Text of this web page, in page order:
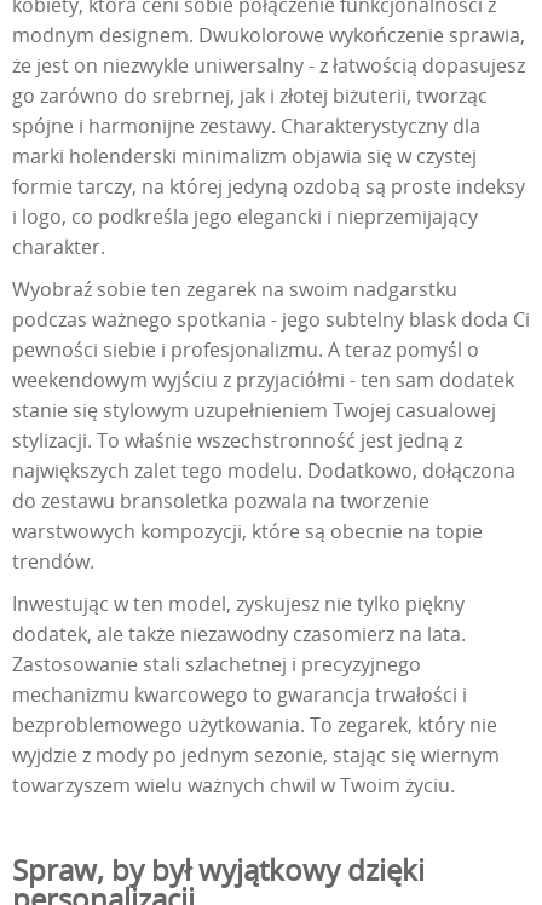
modnym designem. Dwukolorowe wykończenie sprawia,
że jest on niezwykle uniwersalny - z łatwością dopasujesz
go zarówno do srebrnej, jak i złotej biżuterii, tworząc
spójne i harmonijne zestawy. Charakterystyczny dla
marki holenderski minimalizm objawia się w czystej
formie tarczy, na której jedyną ozdobą są proste indeksy
i logo, co podkreśla jego elegancki i nieprzemijający
charakter.
Wyobraź sobie ten zegarek na swoim nadgarstku
podczas ważnego spotkania - jego subtelny blask doda Ci
pewności siebie i profesjonalizmu. A teraz pomyśl o
weekendowym wyjściu z przyjaciółmi - ten sam dodatek
stanie się stylowym uzupełnieniem Twojej casualowej
stylizacji. To właśnie wszechstronność jest jedną z
największych zalet tego modelu. Dodatkowo, dołączona
do zestawu bransoletka pozwala na tworzenie
warstwowych kompozycji, które są obecnie na topie
trendów.
Inwestując w ten model, zyskujesz nie tylko piękny
dodatek, ale także niezawodny czasomierz na lata.
Zastosowanie stali szlachetnej i precyzyjnego
mechanizmu kwarcowego to gwarancja trwałości i
bezproblemowego użytkowania. To zegarek, który nie
wyjdzie z mody po jednym sezonie, stając się wiernym
towarzyszem wielu ważnych chwil w Twoim życiu.
Spraw, by był wyjątkowy dzięki